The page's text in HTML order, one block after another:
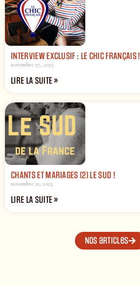
INTERVIEW EXCLUSIF : LE CHIC FRANÇAIS !
novembre 27, 2025
LIRE LA SUITE »
CHANTS ET MARIAGES (2) LE SUD !
novembre 11, 2025
LIRE LA SUITE »
Nos articles